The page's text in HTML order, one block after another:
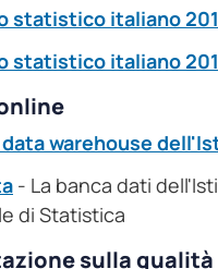
statistico italiano
statistico italiano
warehouse
- La banca dati
di Statistica
sulla qualità